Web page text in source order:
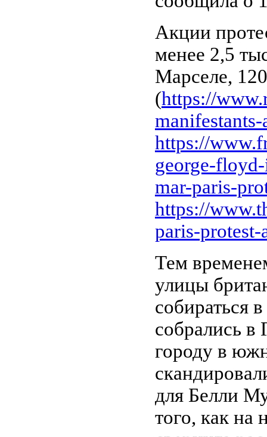
Акции
менее 2,5
Марселе,
(https://
manifestants-
https://
george-
mar-paris-
https://
paris-protest-
Тем
улицы
собираться
собрались
городу в
для Белли
того, как на